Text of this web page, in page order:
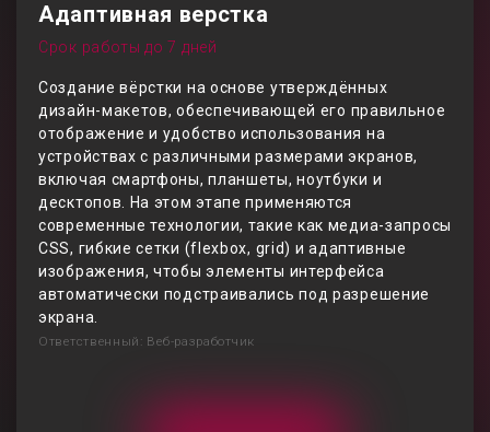
Адаптивная верстка
Срок работы до 7 дней
Создание вёрстки на основе утверждённых
дизайн-макетов, обеспечивающей его правильное
отображение и удобство использования на
устройствах с различными размерами экранов,
включая смартфоны, планшеты, ноутбуки и
десктопов. На этом этапе применяются
современные технологии, такие как медиа-запросы
CSS, гибкие сетки (flexbox, grid) и адаптивные
изображения, чтобы элементы интерфейса
автоматически подстраивались под разрешение
экрана.
Ответственный: Веб-разработчик